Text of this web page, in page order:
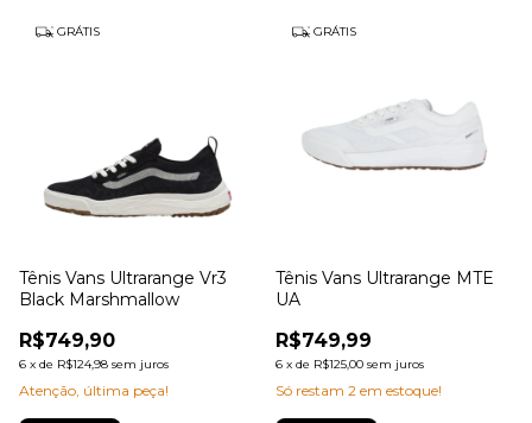
GRÁTIS
Tênis Vans Ultrarange Vr3
Black Marshmallow
R$749,90
6 x de R$124,98 sem juros
Atenção, última peça!
GRÁTIS
Tênis Vans Ultrarange MTE
UA
R$749,99
6 x de R$125,00 sem juros
Só restam 2 em estoque!